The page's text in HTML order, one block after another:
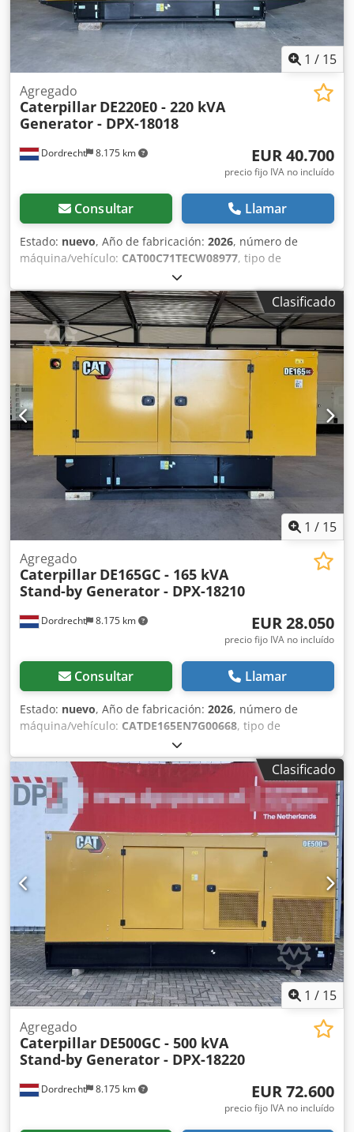
1 / 15
Dordrecht 8.175 km
Agregado
Caterpillar DE220E0 - 220 kVA
Generator - DPX-18018
EUR 40.700
precio fijo IVA no incluído
Consultar Llamar
Estado: nuevo, Año de fabricación: 2026, número de
máquina/vehículo: CAT00C71TECW08977, tipo de
, fabricante de motores:
C7.1, Finalidad: Construcción Peso en vacío: 2.238 kg
Potencia del generador: 220 kVA Dimensiones del
compartimento de carga: 352 x 133 x 181 cm Marcado CE:
sí Capacidad del depósito de agua: 418 l País de
fabricación: Reino Unido Contacte al equipo DPX para
obtener más información. = Otras opciones y accesorios = -
Batería - Cuadro de control - Techo de acero - Depósito
Dcodpfxsw Thn Uj Aqrjk
Clasificado
1 / 15
Dordrecht 8.175 km
Agregado
Caterpillar DE165GC - 165 kVA
Stand-by Generator - DPX-18210
EUR 28.050
precio fijo IVA no incluído
Consultar Llamar
Estado: nuevo, Año de fabricación: 2026, número de
máquina/vehículo: CATDE165EN7G00668, tipo de
, fabricante de motores:
C7.1, Uso previsto: Construcción Peso en vacío: 1.926 kg
Potencia del generador: 165 kVA Dedpfx Ajwrwk Doqrsck
Dimensiones del compartimento de carga: 334 x 117 x 175
cm Marcado CE: sí Volumen del depósito de agua: 325 l
Póngase en contacto con el equipo de DPX para más
información. = Otras opciones y accesorios = - Batería -
Panel de control - Techo de acero - Depósito
Clasificado
1 / 15
Dordrecht 8.175 km
Agregado
Caterpillar DE500GC - 500 kVA
Stand-by Generator - DPX-18220
EUR 72.600
precio fijo IVA no incluído